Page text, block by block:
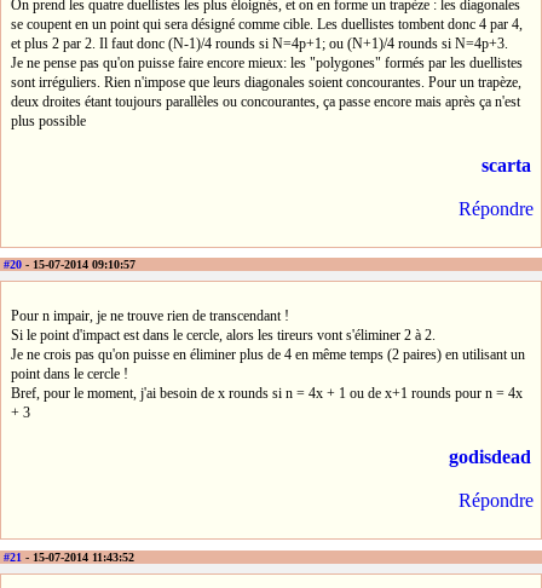
On prend les quatre duellistes les plus éloignés, et on en forme un trapèze : les diagonales
se coupent en un point qui sera désigné comme cible. Les duellistes tombent donc 4 par 4,
et plus 2 par 2. Il faut donc (N-1)/4 rounds si N=4p+1; ou (N+1)/4 rounds si N=4p+3.
Je ne pense pas qu'on puisse faire encore mieux: les "polygones" formés par les duellistes
sont irréguliers. Rien n'impose que leurs diagonales soient concourantes. Pour un trapèze,
deux droites étant toujours parallèles ou concourantes, ça passe encore mais après ça n'est
plus possible
scarta
Répondre
#20 - 15-07-2014 09:10:57
Pour n impair, je ne trouve rien de transcendant !
Si le point d'impact est dans le cercle, alors les tireurs vont s'éliminer 2 à 2.
Je ne crois pas qu'on puisse en éliminer plus de 4 en même temps (2 paires) en utilisant un
point dans le cercle !
Bref, pour le moment, j'ai besoin de x rounds si n = 4x + 1 ou de x+1 rounds pour n = 4x
+ 3
godisdead
Répondre
#21 - 15-07-2014 11:43:52